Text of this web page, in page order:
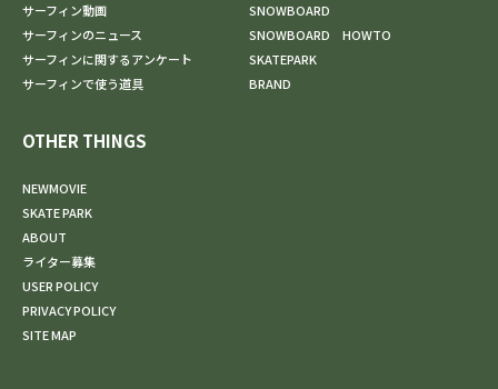
サーフィン動画
サーフィンのニュース
サーフィンに関するアンケート
サーフィンで使う道具
SNOWBOARD
SNOWBOARD HOWTO
SKATEPARK
BRAND
OTHER THINGS
NEWMOVIE
SKATE PARK
ABOUT
ライター募集
USER POLICY
PRIVACY POLICY
SITE MAP